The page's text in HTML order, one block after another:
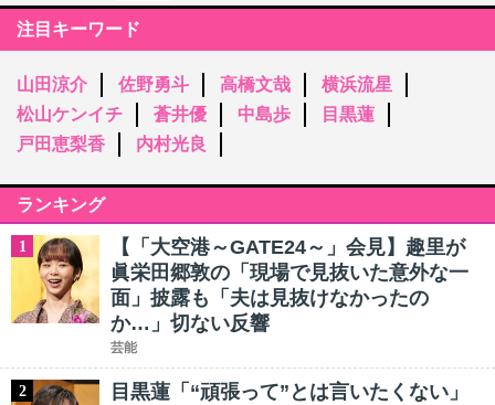
注目キーワード
山田涼介 佐野勇斗 高橋文哉
横浜流星
松山ケンイチ
蒼井優 中島歩
目黒蓮
戸田恵梨香
内村光良
ランキング
1
【「大空港～GATE24～」会見】趣里が
眞栄田郷敦の「現場で見抜いた意外な一
面」披露も「夫は見抜けなかったの
か…」切ない反響
芸能
2
目黒蓮「“頑張って”とは言いたくない」